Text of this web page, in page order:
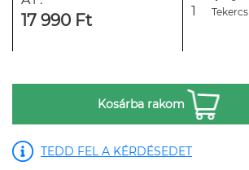
17 990 Ft Tekercs
Kosárba rakom
TEDD FEL A KÉRDÉSEDET